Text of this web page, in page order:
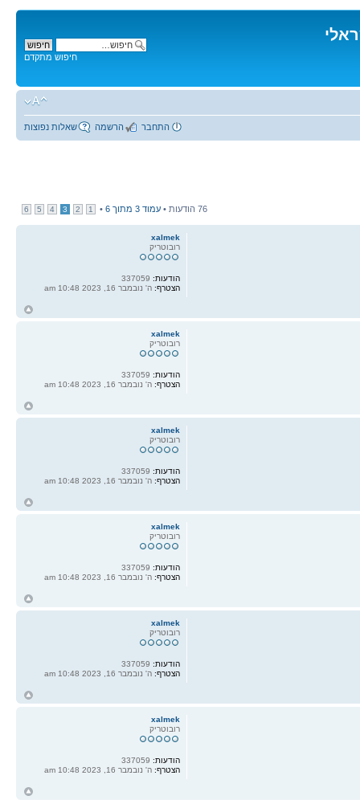
חיפוש מתקדם
שאלות נפוצות הרשמה התחבר
76 הודעות • עמוד 3 מתוך 6
•
1
2
3
4
5
6
xalmek
רובוטריק
הודעות:
הצטרף: ה' נובמבר 16, 2023 10:48 am
xalmek
רובוטריק
הודעות:337059
הצטרף:ה' נובמבר 16, 2023 10:48 am
xalmek
רובוטריק
הודעות:
הצטרף: ה' נובמבר 16, 2023 10:48 am
xalmek
רובוטריק
הודעות:337059
הצטרף:ה' נובמבר 16, 2023 10:48 am
xalmek
רובוטריק
הודעות:
הצטרף: ה' נובמבר 16, 2023 10:48 am
xalmek
רובוטריק
הודעות:337059
הצטרף:ה' נובמבר 16, 2023 10:48 am